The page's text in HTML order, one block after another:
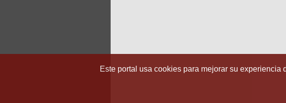
Este portal usa cookies para mejorar su